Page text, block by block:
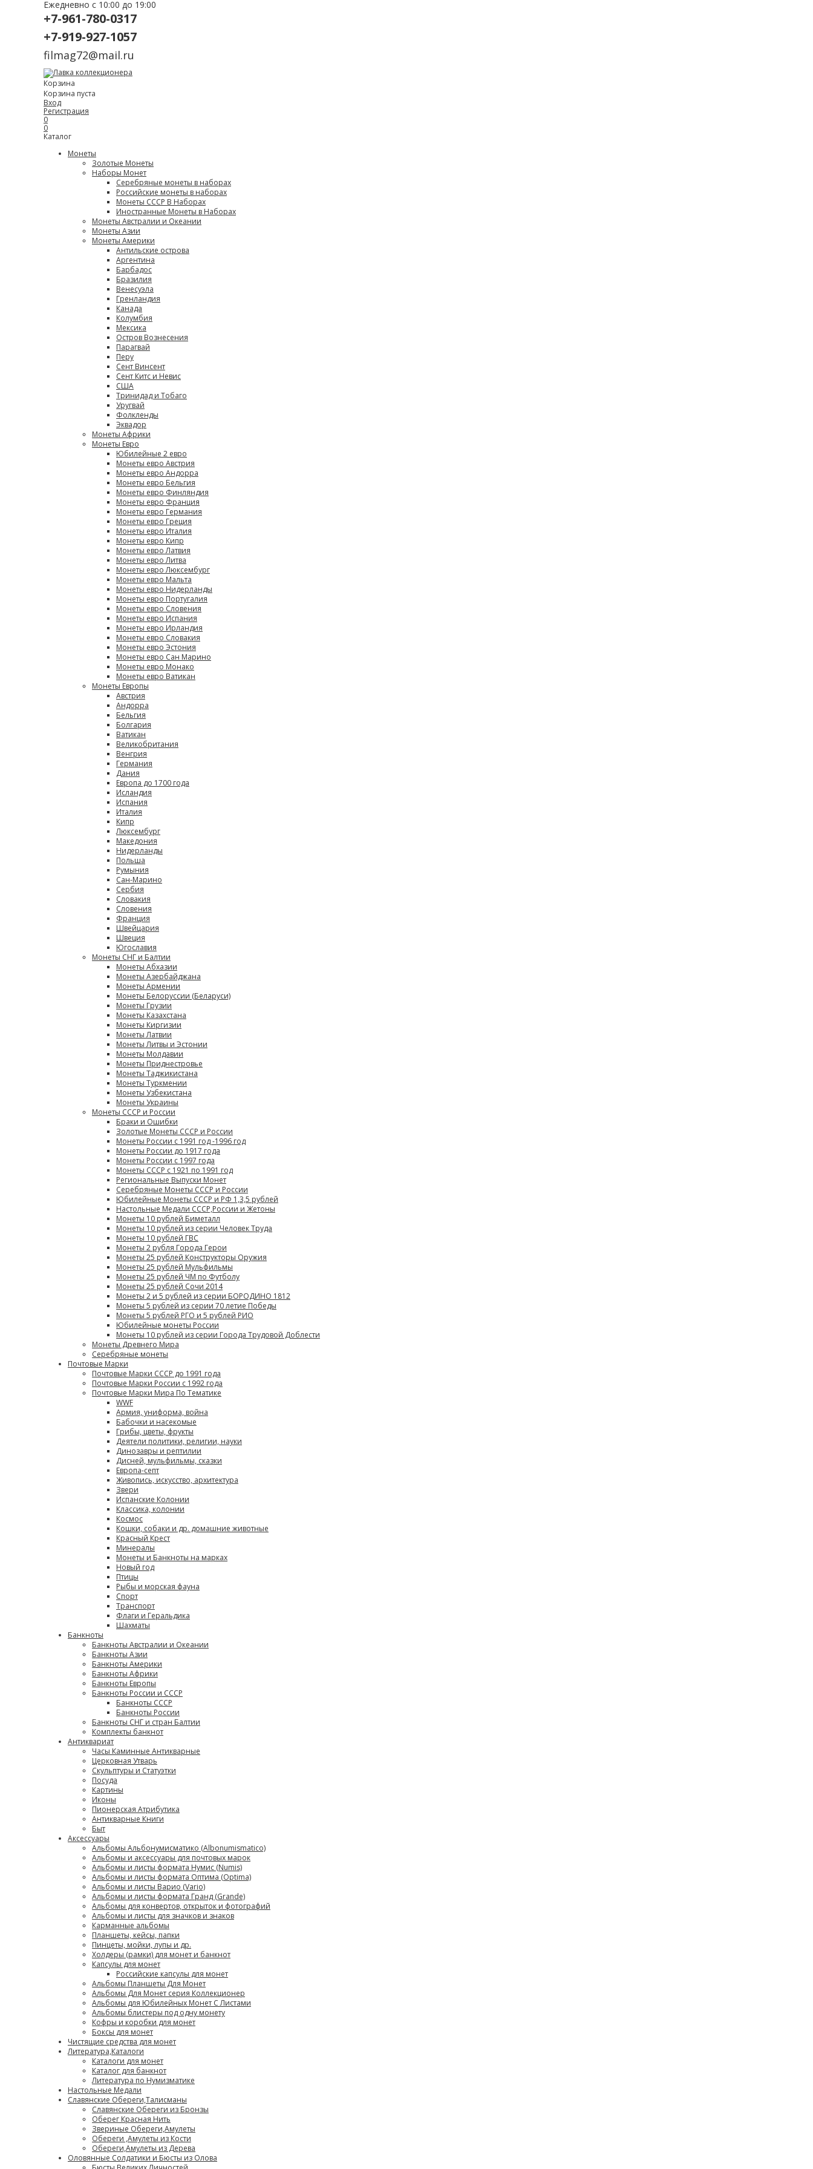
Ежедневно с 10:00 до 19:00
+7-961-780-0317
+7-919-927-1057
filmag72@mail.ru
Корзина
Корзина пуста
Вход
Регистрация
0
0
Каталог
Монеты
Золотые Монеты
Наборы Монет
Серебряные монеты в наборах
Российские монеты в наборах
Монеты СССР В Наборах
Иностранные Монеты в Наборах
Монеты Австралии и Океании
Монеты Азии
Монеты Америки
Антильские острова
Аргентина
Барбадос
Бразилия
Венесуэла
Гренландия
Канада
Колумбия
Мексика
Остров Вознесения
Парагвай
Перу
Сент Винсент
Сент Китс и Невис
США
Тринидад и Тобаго
Уругвай
Фолкленды
Эквадор
Монеты Африки
Монеты Евро
Юбилейные 2 евро
Монеты евро Австрия
Монеты евро Андорра
Монеты евро Бельгия
Монеты евро Финляндия
Монеты евро Франция
Монеты евро Германия
Монеты евро Греция
Монеты евро Италия
Монеты евро Кипр
Монеты евро Латвия
Монеты евро Литва
Монеты евро Люксембург
Монеты евро Мальта
Монеты евро Нидерланды
Монеты евро Португалия
Монеты евро Словения
Монеты евро Испания
Монеты евро Ирландия
Монеты евро Словакия
Монеты евро Эстония
Монеты евро Сан Марино
Монеты евро Монако
Монеты евро Ватикан
Монеты Европы
Австрия
Андорра
Бельгия
Болгария
Ватикан
Великобритания
Венгрия
Германия
Дания
Европа до 1700 года
Исландия
Испания
Италия
Кипр
Люксембург
Македония
Нидерланды
Польша
Румыния
Сан-Марино
Сербия
Словакия
Словения
Франция
Швейцария
Швеция
Югославия
Монеты СНГ и Балтии
Монеты Абхазии
Монеты Азербайджана
Монеты Армении
Монеты Белоруссии (Беларуси)
Монеты Грузии
Монеты Казахстана
Монеты Киргизии
Монеты Латвии
Монеты Литвы и Эстонии
Монеты Молдавии
Монеты Приднестровье
Монеты Таджикистана
Монеты Туркмении
Монеты Узбекистана
Монеты Украины
Монеты СССР и России
Браки и Ошибки
Золотые Монеты СССР и России
Монеты России с 1991 год -1996 год
Монеты России до 1917 года
Монеты России с 1997 года
Монеты СССР с 1921 по 1991 год
Региональные Выпуски Монет
Серебряные Монеты СССР и России
Юбилейные Монеты СССР и РФ 1,3,5 рублей
Настольные Медали СССР,России и Жетоны
Монеты 10 рублей Биметалл
Монеты 10 рублей из серии Человек Труда
Монеты 10 рублей ГВС
Монеты 2 рубля Города Герои
Монеты 25 рублей Конструкторы Оружия
Монеты 25 рублей Мульфильмы
Монеты 25 рублей ЧМ по Футболу
Монеты 25 рублей Сочи 2014
Монеты 2 и 5 рублей из серии БОРОДИНО 1812
Монеты 5 рублей из серии 70 летие Победы
Монеты 5 рублей РГО и 5 рублей РИО
Юбилейные монеты России
Монеты 10 рублей из серии Города Трудовой Доблести
Монеты Древнего Мира
Серебряные монеты
Почтовые Марки
Почтовые Марки СССР до 1991 года
Почтовые Марки России с 1992 года
Почтовые Марки Мира По Тематике
WWF
Армия, униформа, война
Бабочки и насекомые
Грибы, цветы, фрукты
Деятели политики, религии, науки
Динозавры и рептилии
Дисней, мульфильмы, сказки
Европа-септ
Живопись, искусство, архитектура
Звери
Испанские Колонии
Классика, колонии
Космос
Кошки, собаки и др. домашние животные
Красный Крест
Минералы
Монеты и Банкноты на марках
Новый год
Птицы
Рыбы и морская фауна
Спорт
Транспорт
Флаги и Геральдика
Шахматы
Банкноты
Банкноты Австралии и Океании
Банкноты Азии
Банкноты Америки
Банкноты Африки
Банкноты Европы
Банкноты России и СССР
Банкноты СССР
Банкноты России
Банкноты СНГ и стран Балтии
Комплекты банкнот
Антиквариат
Часы Каминные Антикварные
Церковная Утварь
Скульптуры и Статуэтки
Посуда
Картины
Иконы
Пионерская Атрибутика
Антикварные Книги
Быт
Аксессуары
Альбомы Альбонумисматико (Albonumismatico)
Альбомы и аксессуары для почтовых марок
Альбомы и листы формата Нумис (Numis)
Альбомы и листы формата Оптима (Optima)
Альбомы и листы Варио (Vario)
Альбомы и листы формата Гранд (Grande)
Альбомы для конвертов, открыток и фотографий
Альбомы и листы для значков и знаков
Карманные альбомы
Планшеты, кейсы, папки
Пинцеты, мойки, лупы и др.
Холдеры (рамки) для монет и банкнот
Капсулы для монет
Российские капсулы для монет
Альбомы Планшеты Для Монет
Альбомы Для Монет серия Коллекционер
Альбомы для Юбилейных Монет С Листами
Альбомы блистеры под одну монету
Кофры и коробки для монет
Боксы для монет
Чистящие средства для монет
Литература,Каталоги
Каталоги для монет
Каталог для банкнот
Литература по Нумизматике
Настольные Медали
Славянские Обереги,Талисманы
Славянские Обереги из Бронзы
Оберег Красная Нить
Звериные Обереги,Амулеты
Обереги ,Амулеты из Кости
Обереги,Амулеты из Дерева
Оловянные Солдатики и Бюсты из Олова